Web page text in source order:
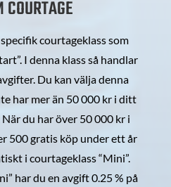
COURTAGE
courtageklass som
I denna klass så handlar
Du kan välja denna
har mer än 50 000 kr i ditt
du har över 50 000 kr i
500 gratis köp under ett år
i courtageklass “Mini”.
har du en avgift 0.25 % på